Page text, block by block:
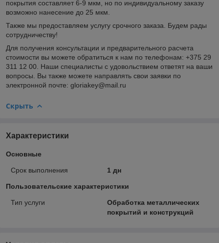
покрытия составляет 6-9 мкм, но по индивидуальному заказу
возможно нанесение до 25 мкм.
Также мы предоставляем услугу срочного заказа. Будем рады
сотрудничеству!
Для получения консультации и предварительного расчета
стоимости вы можете обратиться к нам по телефонам: +375 29
311 12 00. Наши специалисты с удовольствием ответят на ваши
вопросы. Вы также можете направлять свои заявки по
электронной почте: gloriakey@mail.ru
Скрыть
Характеристики
Основные
Срок выполнения 1 дн
Пользовательские характеристики
Тип услуги
Обработка металлических
покрытий и конструкций